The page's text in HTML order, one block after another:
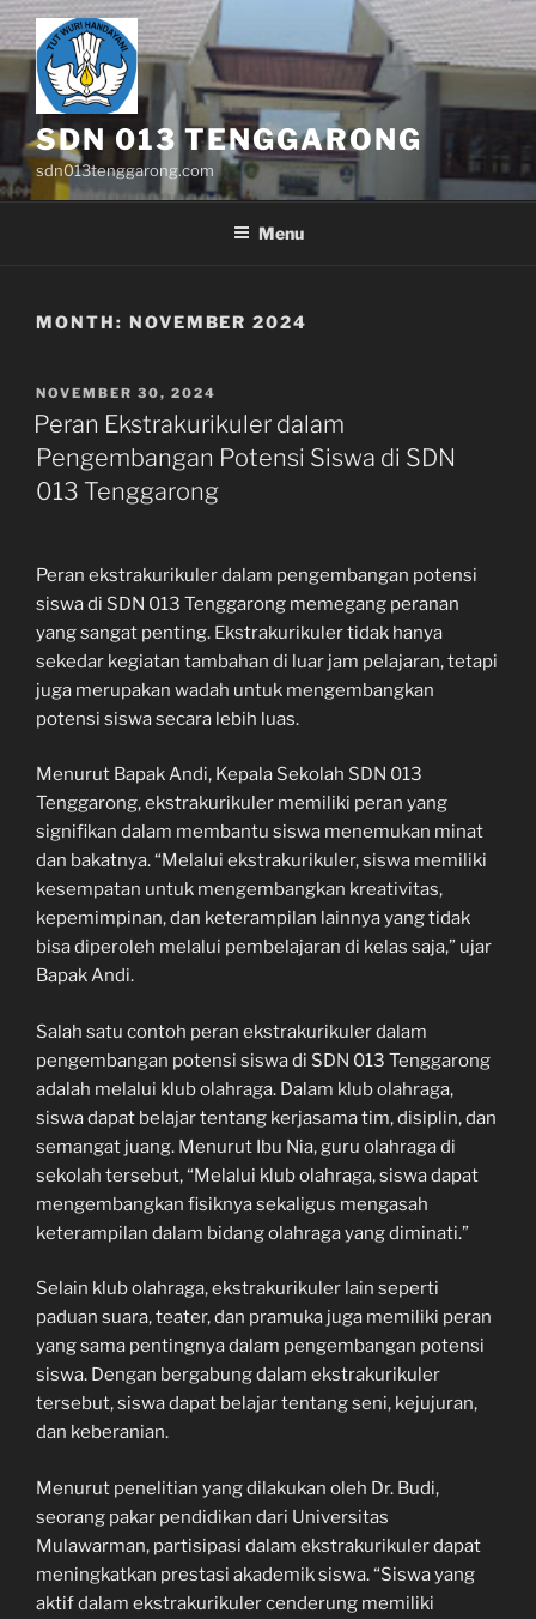
Skip
to
content
SDN 013 TENGGARONG
sdn013tenggarong.com
Menu
MONTH: NOVEMBER 2024
POSTED
ON
NOVEMBER 30, 2024
Peran Ekstrakurikuler dalam
Pengembangan Potensi Siswa di SDN
013 Tenggarong
Peran ekstrakurikuler dalam pengembangan potensi
siswa di SDN 013 Tenggarong memegang peranan
yang sangat penting. Ekstrakurikuler tidak hanya
sekedar kegiatan tambahan di luar jam pelajaran, tetapi
juga merupakan wadah untuk mengembangkan
potensi siswa secara lebih luas.
Menurut Bapak Andi, Kepala Sekolah SDN 013
Tenggarong, ekstrakurikuler memiliki peran yang
signifikan dalam membantu siswa menemukan minat
dan bakatnya. “Melalui ekstrakurikuler, siswa memiliki
kesempatan untuk mengembangkan kreativitas,
kepemimpinan, dan keterampilan lainnya yang tidak
bisa diperoleh melalui pembelajaran di kelas saja,” ujar
Bapak Andi.
Salah satu contoh peran ekstrakurikuler dalam
pengembangan potensi siswa di SDN 013 Tenggarong
adalah melalui klub olahraga. Dalam klub olahraga,
siswa dapat belajar tentang kerjasama tim, disiplin, dan
semangat juang. Menurut Ibu Nia, guru olahraga di
sekolah tersebut, “Melalui klub olahraga, siswa dapat
mengembangkan fisiknya sekaligus mengasah
keterampilan dalam bidang olahraga yang diminati.”
Selain klub olahraga, ekstrakurikuler lain seperti
paduan suara, teater, dan pramuka juga memiliki peran
yang sama pentingnya dalam pengembangan potensi
siswa. Dengan bergabung dalam ekstrakurikuler
tersebut, siswa dapat belajar tentang seni, kejujuran,
dan keberanian.
Menurut penelitian yang dilakukan oleh Dr. Budi,
seorang pakar pendidikan dari Universitas
Mulawarman, partisipasi dalam ekstrakurikuler dapat
meningkatkan prestasi akademik siswa. “Siswa yang
aktif dalam ekstrakurikuler cenderung memiliki